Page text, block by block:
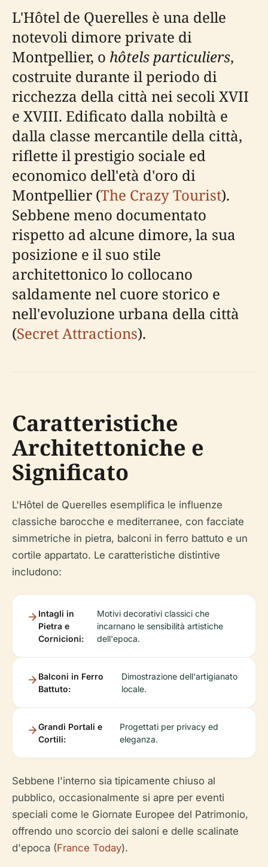
L'Hôtel de Querelles è una delle
notevoli dimore private di
Montpellier, o hôtels particuliers,
costruite durante il periodo di
ricchezza della città nei secoli XVII
e XVIII. Edificato dalla nobiltà e
dalla classe mercantile della città,
riflette il prestigio sociale ed
economico dell'età d'oro di
Montpellier (The Crazy Tourist).
Sebbene meno documentato
rispetto ad alcune dimore, la sua
posizione e il suo stile
architettonico lo collocano
saldamente nel cuore storico e
nell'evoluzione urbana della città
(Secret Attractions).
Caratteristiche
Architettoniche e
Significato
L'Hôtel de Querelles esemplifica le influenze
classiche barocche e mediterranee, con facciate
simmetriche in pietra, balconi in ferro battuto e un
cortile appartato. Le caratteristiche distintive
includono:
Intagli in
Pietra e
Cornicioni:
Motivi decorativi classici che
incarnano le sensibilità artistiche
dell'epoca.
Balconi in Ferro
Battuto:
Dimostrazione dell'artigianato
locale.
Grandi Portali e
Cortili:
Progettati per privacy ed
eleganza.
Sebbene l'interno sia tipicamente chiuso al
pubblico, occasionalmente si apre per eventi
speciali come le Giornate Europee del Patrimonio,
offrendo uno scorcio dei saloni e delle scalinate
d'epoca (France Today).